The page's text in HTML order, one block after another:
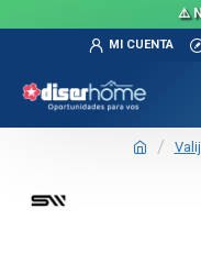
⚠️
MI CUENTA
TEXTTRANSPARENTE